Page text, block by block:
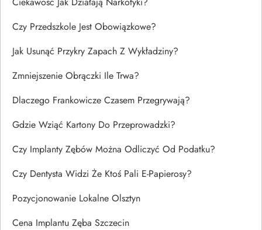
Czy Przedszkole Jest Obowiązkowe?
Jak Usunąć Przykry Zapach Z Wykładziny?
Zmniejszenie Obrączki Ile Trwa?
Dlaczego Frankowicze Czasem Przegrywają?
Gdzie Wziąć Kartony Do Przeprowadzki?
Czy Implanty Zębów Można Odliczyć Od Podatku?
Czy Dentysta Widzi Że Ktoś Pali E-Papierosy?
Pozycjonowanie Lokalne Olsztyn
Cena Implantu Zęba Szczecin